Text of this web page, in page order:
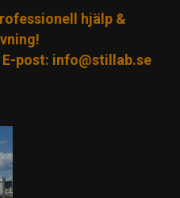
hjälp &
E-post: info@stillab.se